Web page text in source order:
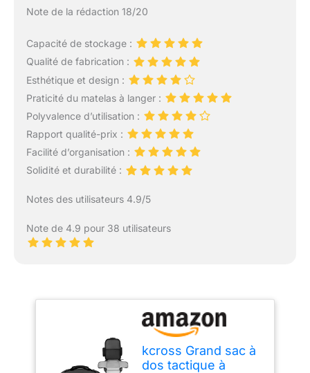
Note de la rédaction 18/20
Capacité de stockage :
Qualité de fabrication :
Esthétique et design :
Praticité du matelas à langer :
Polyvalence d’utilisation :
Rapport qualité-prix :
Facilité d’organisation :
Solidité et durabilité :
Notes des utilisateurs 4.9/5
Note de 4.9 pour 38 utilisateurs
kcross Grand sac à
dos tactique à